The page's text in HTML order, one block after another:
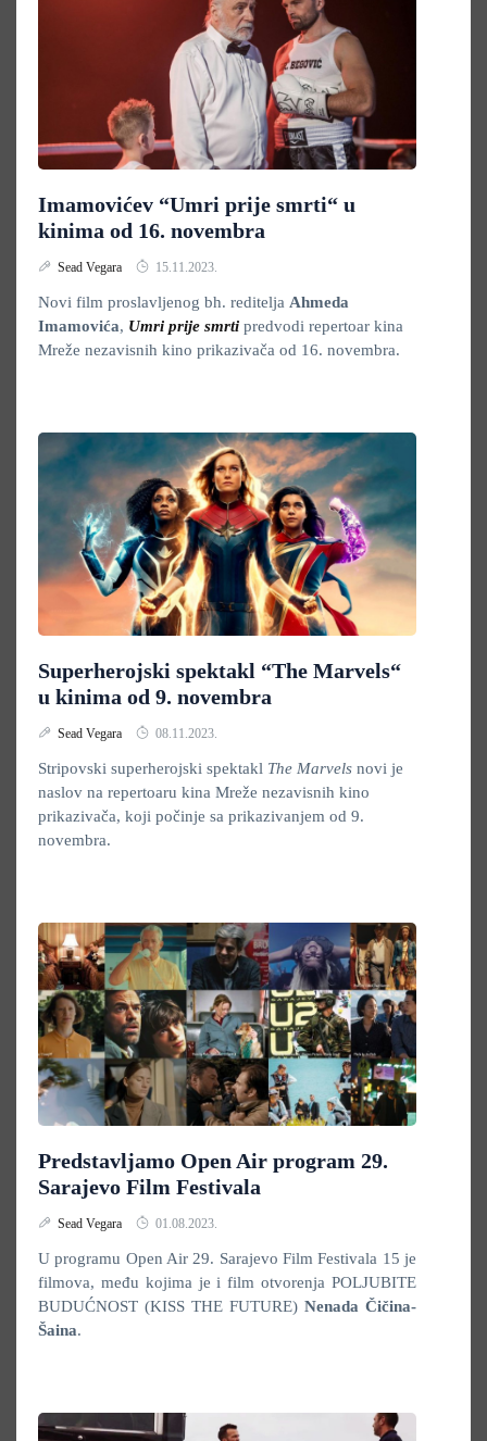
Imamovićev “Umri prije smrti“ u
kinima od 16. novembra
Sead Vegara 15.11.2023.
Novi film proslavljenog bh. reditelja Ahmeda
Imamovića, Umri prije smrti predvodi repertoar kina
Mreže nezavisnih kino prikazivača od 16. novembra.
Superherojski spektakl “The Marvels“
u kinima od 9. novembra
Sead Vegara 08.11.2023.
Stripovski superherojski spektakl The Marvels novi je
naslov na repertoaru kina Mreže nezavisnih kino
prikazivača, koji počinje sa prikazivanjem od 9.
novembra.
Predstavljamo Open Air program 29.
Sarajevo Film Festivala
Sead Vegara 01.08.2023.
U programu Open Air 29. Sarajevo Film Festivala 15 je
filmova, među kojima je i film otvorenja POLJUBITE
BUDUĆNOST (KISS THE FUTURE) Nenada Čičina-
Šaina.